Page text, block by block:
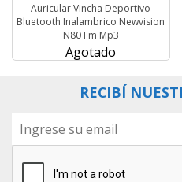
Auricular Vincha Deportivo
Bluetooth Inalambrico Newvision
N80 Fm Mp3
Agotado
RECIBÍ